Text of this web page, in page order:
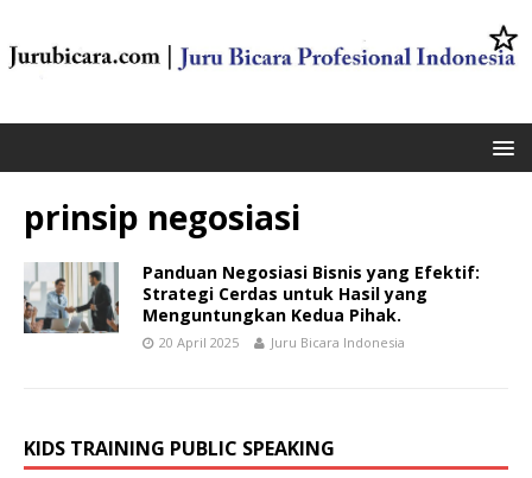
prinsip negosiasi
Panduan Negosiasi Bisnis yang Efektif:
Strategi Cerdas untuk Hasil yang
Menguntungkan Kedua Pihak.
20 April 2025 Juru Bicara Indonesia
KIDS TRAINING PUBLIC SPEAKING